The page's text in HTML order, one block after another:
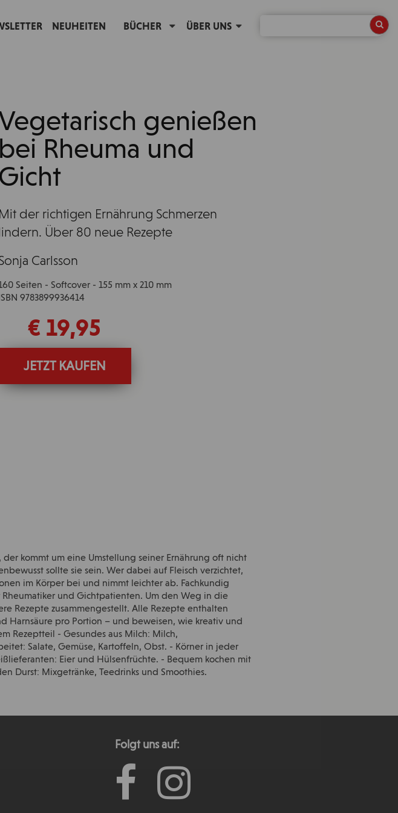
NEUHEITEN BÜCHER ÜBER UNS
genießen
bei Rheuma und
Gicht
Mit der richtigen Ernährung Schmerzen
Über 80 neue Rezepte
Carlsson
Seiten - Softcover - 155 mm x 210 mm
ISBN 9783899936414
€ 19,95
JETZT KAUFEN
kommt um eine Umstellung seiner Ernährung oft nicht
sollte sie sein. Wer dabei auf Fleisch verzichtet,
im Körper bei und nimmt leichter ab. Fachkundig
und Gichtpatienten. Um den Weg in die
Rezepte zusammengestellt. Alle Rezepte enthalten
Harnsäure pro Portion – und beweisen, wie kreativ und
Rezeptteil - Gesundes aus Milch: Milch,
Salate, Gemüse, Kartoffeln, Obst. - Körner in jeder
Eier und Hülsenfrüchte. - Bequem kochen mit
Durst: Mixgetränke, Teedrinks und Smoothies.
Folgt uns auf: